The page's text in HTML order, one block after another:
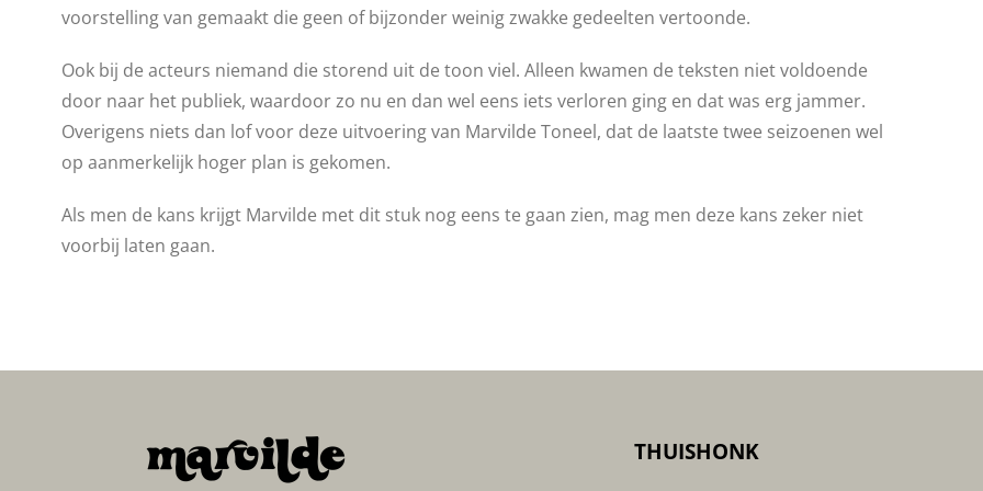
voorstelling van gemaakt die geen of bijzonder weinig zwakke gedeelten vertoonde.
Ook bij de acteurs niemand die storend uit de toon viel. Alleen kwamen de teksten niet voldoende
door naar het publiek, waardoor zo nu en dan wel eens iets verloren ging en dat was erg jammer.
Overigens niets dan lof voor deze uitvoering van Marvilde Toneel, dat de laatste twee seizoenen wel
op aanmerkelijk hoger plan is gekomen.
Als men de kans krijgt Marvilde met dit stuk nog eens te gaan zien, mag men deze kans zeker niet
voorbij laten gaan.
THUISHONK